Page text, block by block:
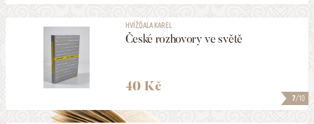
7/10
HVÍŽĎALA KAREL
České rozhovory ve světě
40 Kč